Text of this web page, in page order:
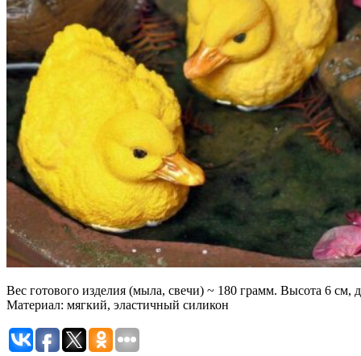
Вес готового изделия (мыла, свечи) ~ 180 грамм. Высота 6 см,
Материал: мягкий, эластичный силикон